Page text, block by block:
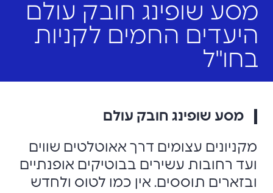
מסע שופינג חובק עולם
היעדים החמים לקניות
בחו"ל
מסע שופינג חובק עולם
מקניונים עצומים דרך אאוטלטים שווים
ועד רחובות עשירים בבוטיקים אופנתיים
ובזארים תוססים. אין כמו לטוס ולחדש